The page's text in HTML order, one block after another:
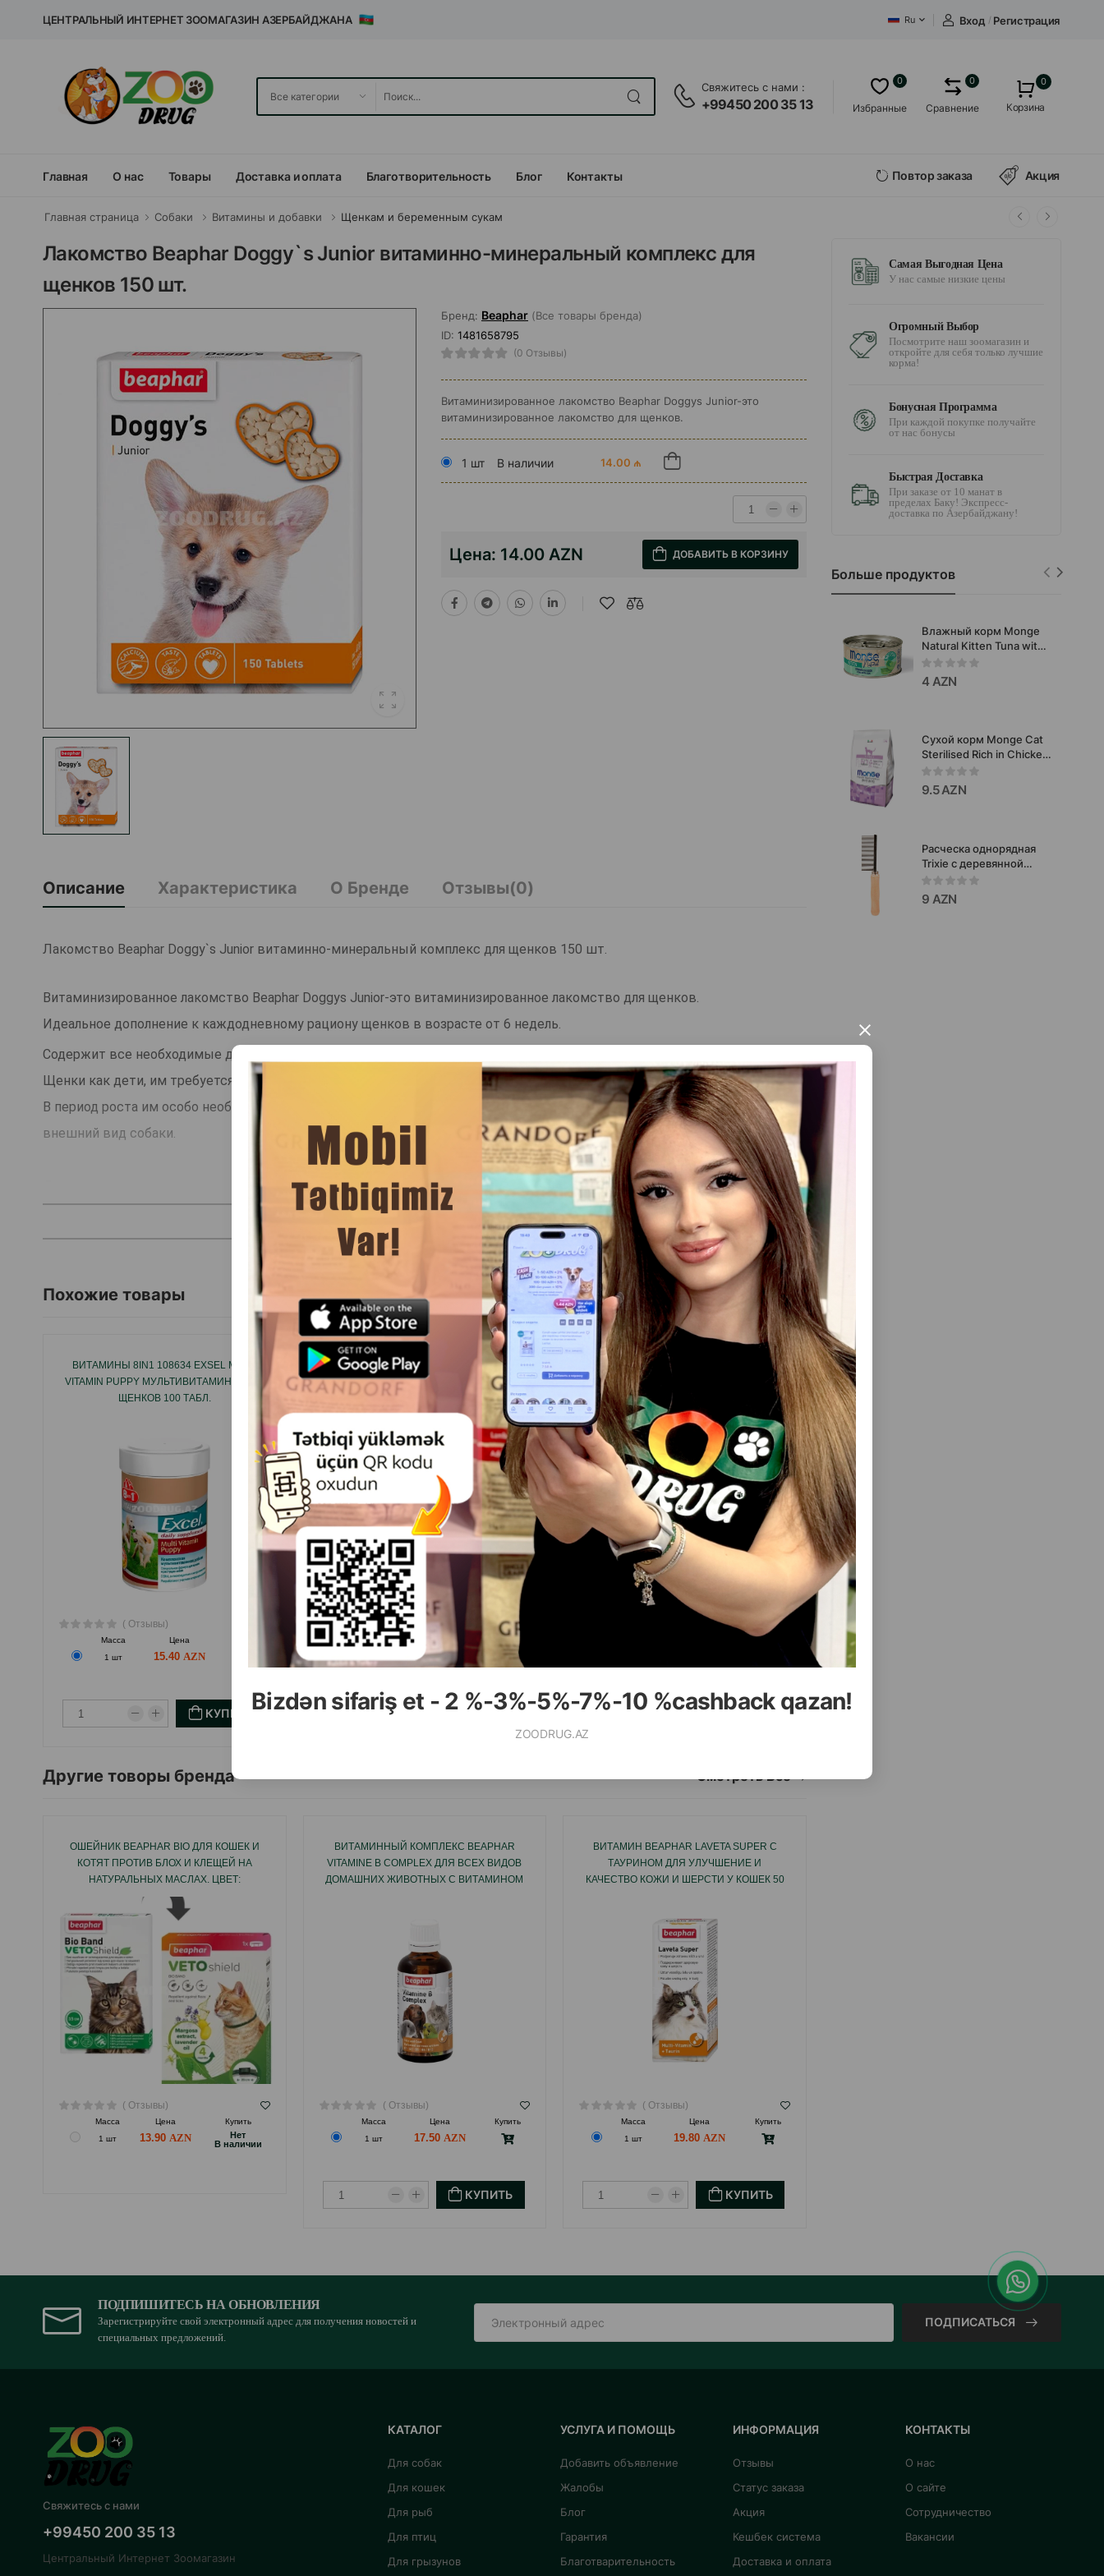
Bizdən sifariş et - 2 %-3%-5%-7%-10 %cashback qazan!
ZOODRUG.AZ
×
ЦЕНТРАЛЬНЫЙ ИНТЕРНЕТ ЗООМАГАЗИН АЗЕРБАЙДЖАНА Ru Вход / Регистрация
Свяжитесь с нами :
+99450 200 35 13 Избранные
0
Сравнение
0 0
Корзина
Главная О нас Товары Доставка и оплата Благотворительность Блог Контакты Повтор заказа Акция
Главная страница Собаки Витамины и добавки Щенкам и беременным сукам
Лакомство Beaphar Doggy`s Junior витаминно-минеральный комплекс для
щенков 150 шт.
Бренд: Beaphar (Все товары бренда)
ID: 1481658795
(0 Отзывы)
Витаминизированное лакомство Beaphar Doggys Junior-это
витаминизированное лакомство для щенков.
1 шт В наличии 14.00 ₼
Цена: 14.00 AZN ДОБАВИТЬ В КОРЗИНУ
Описание Характеристика О Бренде Отзывы(0)
Лакомство Beaphar Doggy`s Junior витаминно-минеральный комплекс для щенков 150 шт.
Витаминизированное лакомство Beaphar Doggys Junior-это витаминизированное лакомство для щенков.
Идеальное дополнение к каждодневному рациону щенков в возрасте от 6 недель.
Содержит все необходимые для здорового развития витамины и минеральные вещества.
Щенки как дети, им требуется особый уход и рацион.
В период роста им особо необходимо получение витамин и полезных веществ, ведь они формируют здоровье и
внешний вид собаки.
Давать в качестве поощрения.
Страна-производитель: Нидерланды.
Похожие товары Смотреть Все
ВИТАМИНЫ 8IN1 108634 EXSEL MULTI
VITAMIN PUPPY МУЛЬТИВИТАМИНЫ ДЛЯ
ЩЕНКОВ 100 ТАБЛ.
( Отзывы)
Масса Цена
1 шт
15.40
КУПИТЬ
Другие товоры бренда Смотреть Все
ОШЕЙНИК BEAPHAR BIO ДЛЯ КОШЕК И
КОТЯТ ПРОТИВ БЛОХ И КЛЕЩЕЙ НА
НАТУРАЛЬНЫХ МАСЛАХ. ЦВЕТ:
ЗЕЛЕНЫЙ. ДЛИНА: 35 СМ.
( Отзывы)
Масса Цена
Купить
1 шт
13.90
Hет
B наличии
ВИТАМИННЫЙ КОМПЛЕКС BEAPHAR
VITAMINE B COMPLEX ДЛЯ ВСЕХ ВИДОВ
ДОМАШНИХ ЖИВОТНЫХ С ВИТАМИНОМ
( Отзывы)
Масса Цена
Купить
1 шт
17.50
КУПИТЬ
ВИТАМИН BEAPHAR LAVETA SUPER С
ТАУРИНОМ ДЛЯ УЛУЧШЕНИЕ И
КАЧЕСТВО КОЖИ И ШЕРСТИ У КОШЕК 50
( Отзывы)
Масса Цена
Купить
1 шт
19.80
КУПИТЬ
Самая Выгодная Цена
У нас самые низкие цены
Огромный Выбор
Посмотрите наш зоомагазин и
откройте для себя только лучшие
корма!
Бонусная Программа
При каждой покупке получайте
от нас бонусы
Быстрая Доставка
При заказе от 10 манат в
пределах Баку! Экспресс-
доставка по Азербайджану!
Больше продуктов
Влажный корм Monge
Natural Kitten Tuna with
Aloe для котят 80г
#07092.
4 AZN
Сухой корм Monge Cat
Sterilised Rich in Chicken
для стерилизованных
кошек со вкусом
курицы 400 г #11921
9.5 AZN
Расческа однорядная
Trixie с деревянной
ручкой для собак.
Размер: 17х3 см.
9 AZN
ПОДПИШИТЕСЬ НА ОБНОВЛЕНИЯ
Зарегистрируйте свой электронный адрес для получения новостей и
специальных предложений.
ПОДПИСАТЬСЯ
Свяжитесь с нами
+99450 200 35 13
Центральный Интернет Зоомагазин
КАТАЛОГ
Для собак
Для кошек
Для рыб
Для птиц
Для грызунов
УСЛУГА И ПОМОЩЬ
Добавить объявление
Жалобы
Блог
Гарантия
Благотварительность
ИНФОРМАЦИЯ
Отзывы
Статус заказа
Акция
Кешбек система
Доставка и оплата
КОНТАКТЫ
О нас
О сайте
Сотрудничество
Вакансии